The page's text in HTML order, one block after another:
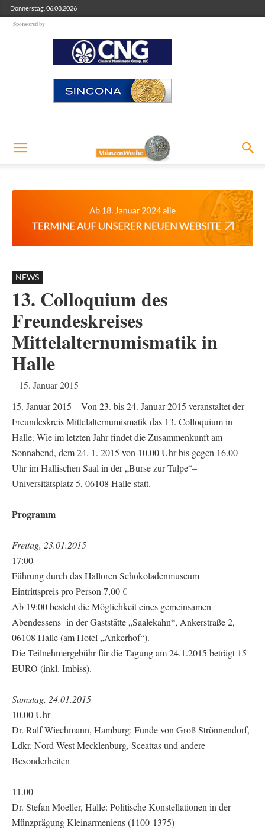
Donnerstag, 06.08.2026
Sponsored by
NEWS
13. Colloquium des
Freundeskreises
Mittelalternumismatik in
Halle
15. Januar 2015
15. Januar 2015 – Von 23. bis 24. Januar 2015 veranstaltet der
Freundeskreis Mittelalternumismatik das 13. Colloquium in
Halle. Wie im letzten Jahr findet die Zusammenkunft am
Sonnabend, dem 24. 1. 2015 von 10.00 Uhr bis gegen 16.00
Uhr im Hallischen Saal in der „Burse zur Tulpe“–
Universitätsplatz 5, 06108 Halle statt.
Programm
Freitag, 23.01.2015
17:00
Führung durch das Halloren Schokoladenmuseum
Eintrittspreis pro Person 7,00 €
Ab 19:00 besteht die Möglichkeit eines gemeinsamen
Abendessens in der Gaststätte „Saalekahn“, Ankerstraße 2,
06108 Halle (am Hotel „Ankerhof“).
Die Teilnehmergebühr für die Tagung am 24.1.2015 beträgt 15
EURO (inkl. Imbiss).
Samstag, 24.01.2015
10.00 Uhr
Dr. Ralf Wiechmann, Hamburg: Funde von Groß Strönnendorf,
Ldkr. Nord West Mecklenburg, Sceattas und andere
Besonderheiten
11.00
Dr. Stefan Moeller, Halle: Politische Konstellationen in der
Münzprägung Kleinarmeniens (1100-1375)